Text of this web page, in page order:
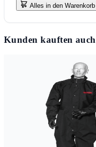
Alles in den Warenkorb
Kunden kauften auch